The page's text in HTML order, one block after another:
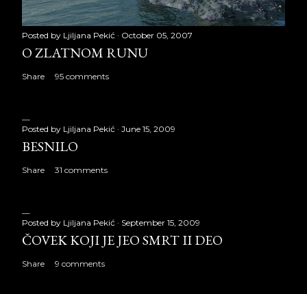
Posted by Ljiljana Pekić October 05, 2007
O ZLATNOM RUNU
Share 95 comments
Posted by Ljiljana Pekić June 15, 2009
BESNILO
Share 31 comments
Posted by Ljiljana Pekić September 15, 2009
ČOVEK KOJI JE JEO SMRT II DEO
Share 9 comments